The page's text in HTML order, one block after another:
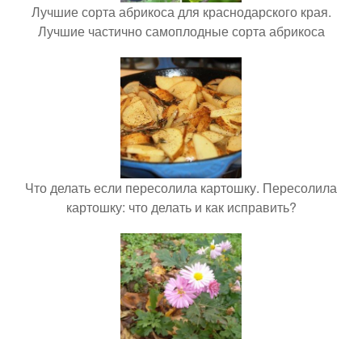
Лучшие сорта абрикоса для краснодарского края.
Лучшие частично самоплодные сорта абрикоса
Что делать если пересолила картошку. Пересолила
картошку: что делать и как исправить?